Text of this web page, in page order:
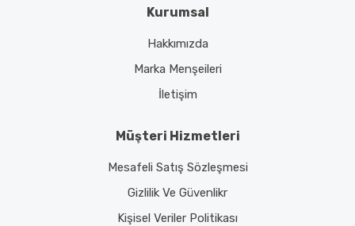
Kurumsal
Hakkımızda
Marka Menşeileri
İletişim
Müşteri Hizmetleri
Mesafeli Satış Sözleşmesi
Gizlilik Ve Güvenlikr
Kişisel Veriler Politikası